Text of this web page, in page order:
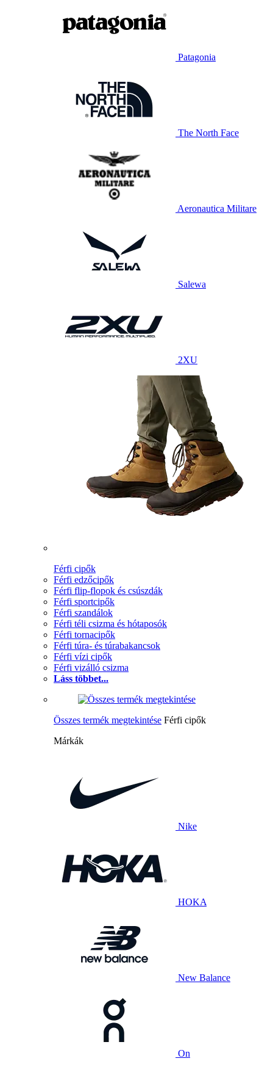
Patagonia
The North Face
Aeronautica Militare
Salewa
2XU
Férfi cipők
Férfi edzőcipők
Férfi flip-flopok és csúszdák
Férfi sportcipők
Férfi szandálok
Férfi téli csizma és hótaposók
Férfi tornacipők
Férfi túra- és túrabakancsok
Férfi vízi cipők
Férfi vizálló csizma
Láss többet...
Összes termék megtekintése Férfi cipők
Márkák
Nike
HOKA
New Balance
On